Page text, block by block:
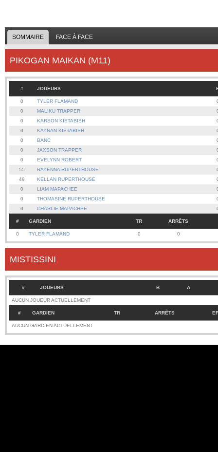
SOMMAIRE FACE À FACE
PIKOGAN MAIKAN (M11)
# JOUEURS
0 TYLER FLAMAND
0
MALIKU TRAPPER
0
KARSON KISTABISH
0
KAYNAN KISTABISH
0
BANC
0
JAXSON TRAPPER
0
EVELYNN ROBERT
55
RAYENNA RUPERTHOUSE
49
KELLAN RUPERTHOUSE
0
LIAM MAPACHEE
0
THOMASINE RUPERTHOUSE
0
CHARLIE MAPACHEE
# GARDIEN TR ARRÊTS
0 TYLER FLAMAND 0 0
MISTISSINI
# JOUEURS B A
AUCUN JOUEUR ACTUELLEMENT
# GARDIEN TR ARRÊTS
AUCUN GARDIEN ACTUELLEMENT